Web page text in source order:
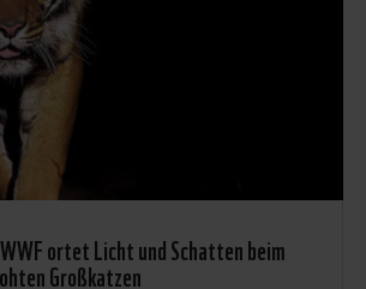
ortet Licht und Schatten beim
Großkatzen